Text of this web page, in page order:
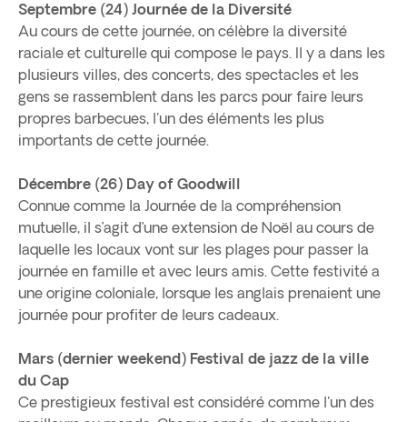
Septembre (24) Journée de la Diversité
Au cours de cette journée, on célèbre la diversité
raciale et culturelle qui compose le pays. Il y a dans les
plusieurs villes, des concerts, des spectacles et les
gens se rassemblent dans les parcs pour faire leurs
propres barbecues, l'un des éléments les plus
importants de cette journée.
Décembre (26) Day of Goodwill
Connue comme la Journée de la compréhension
mutuelle, il s’agit d’une extension de Noël au cours de
laquelle les locaux vont sur les plages pour passer la
journée en famille et avec leurs amis. Cette festivité a
une origine coloniale, lorsque les anglais prenaient une
journée pour profiter de leurs cadeaux.
Mars (dernier weekend) Festival de jazz de la ville
du Cap
Ce prestigieux festival est considéré comme l'un des